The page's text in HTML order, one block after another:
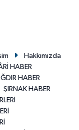
Hakkımızda
HABER
HABER
ŞIRNAK HABER